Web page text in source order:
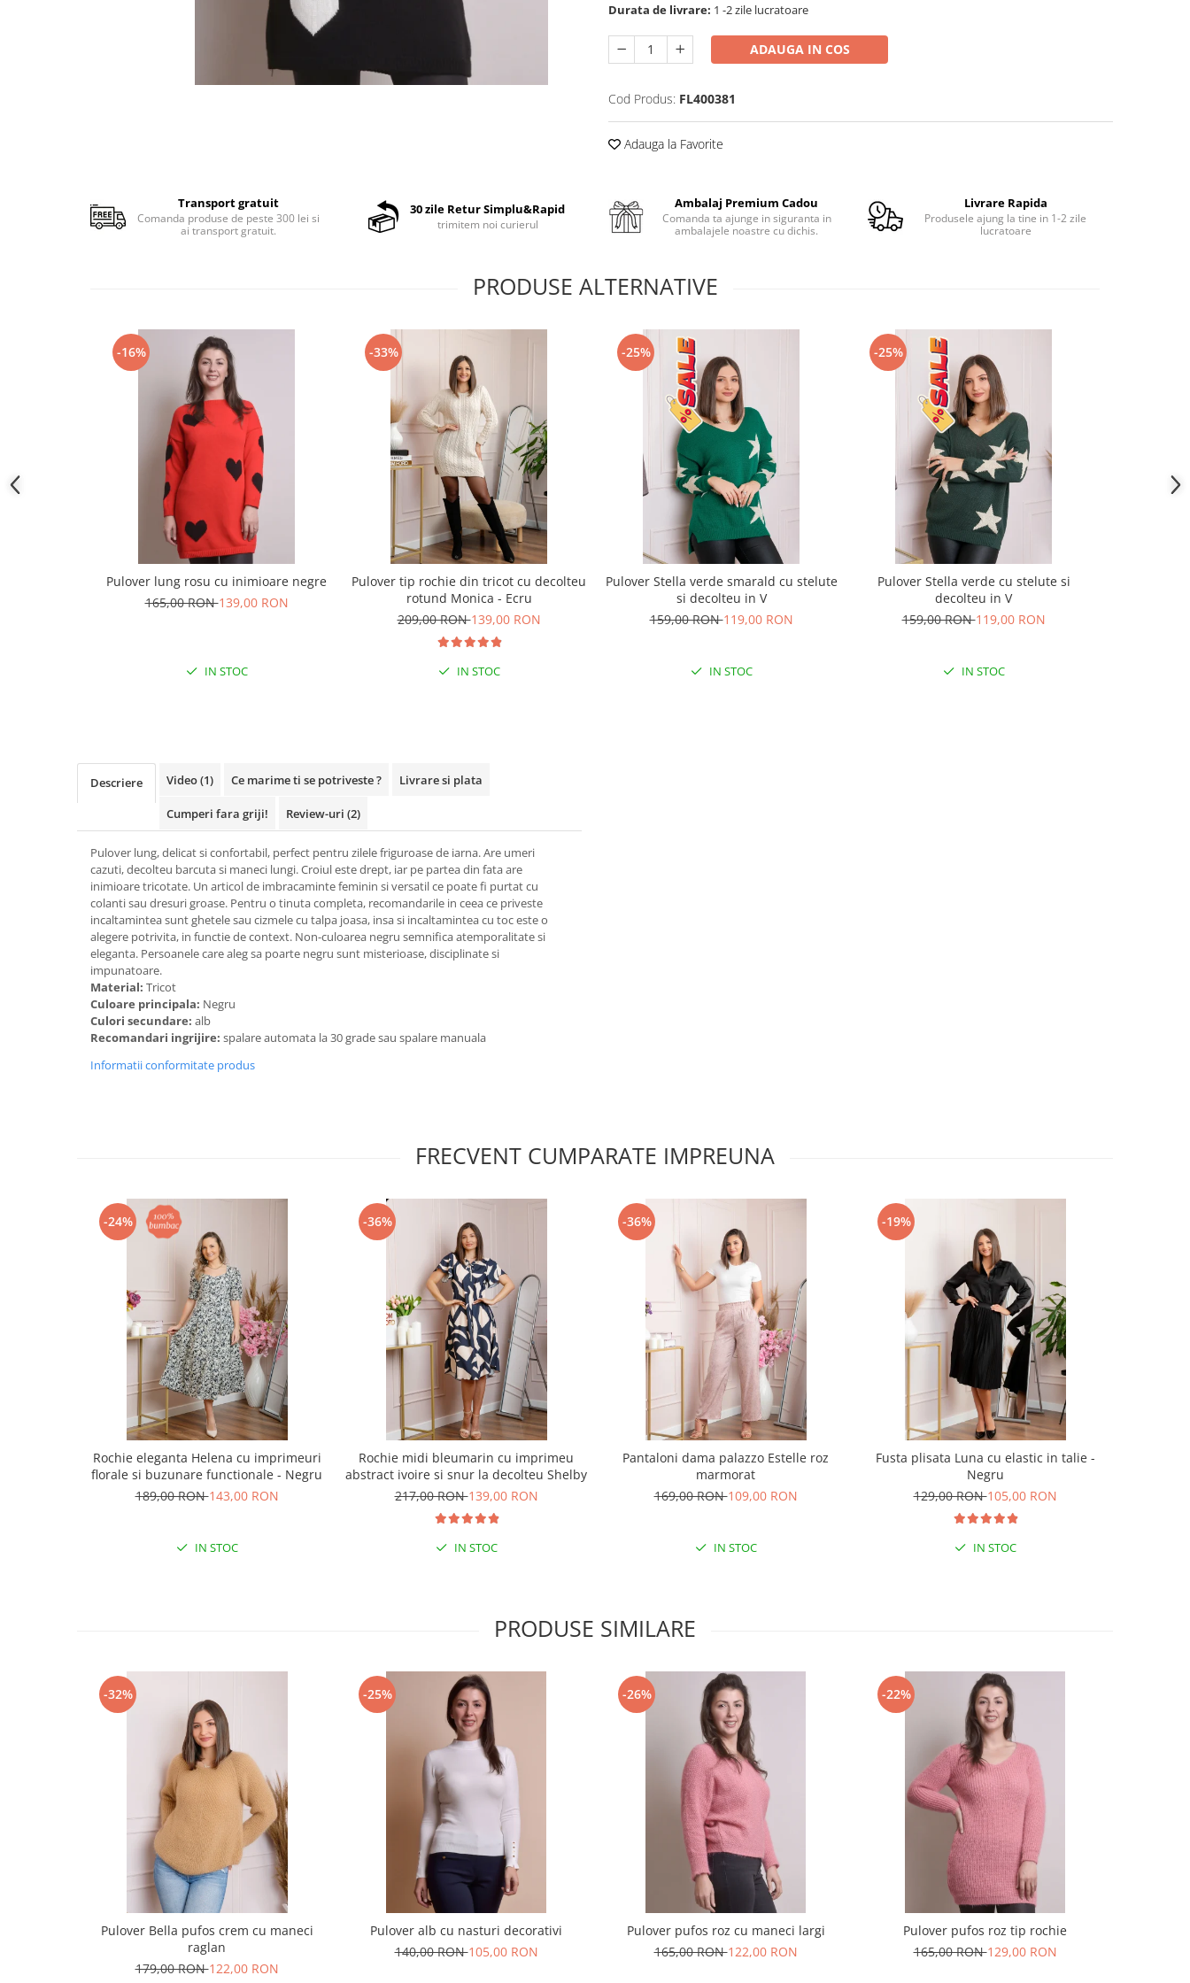
Durata de livrare: 1 -2 zile lucratoare
ADAUGA IN COS
Cod Produs: FL400381
Adauga la Favorite
Transport gratuit
Comanda produse de peste 300 lei si
ai transport gratuit.
30 zile Retur Simplu&Rapid
trimitem noi curierul
Ambalaj Premium Cadou
Comanda ta ajunge in siguranta in
ambalajele noastre cu dichis.
Livrare Rapida
Produsele ajung la tine in 1-2 zile
lucratoare
PRODUSE ALTERNATIVE
-16%
Pulover lung rosu cu inimioare negre
165,00 RON139,00 RON
IN STOC
-33%
Pulover tip rochie din tricot cu decolteu
rotund Monica - Ecru
209,00 RON139,00 RON
IN STOC
-25%
Pulover Stella verde smarald cu stelute
si decolteu in V
159,00 RON119,00 RON
IN STOC
-25%
Pulover Stella verde cu stelute si
decolteu in V
159,00 RON119,00 RON
IN STOC
Descriere Video(1) Ce marime ti se potriveste ? Livrare si plata
Cumperi fara griji! Review-uri (2)
Pulover lung, delicat si confortabil, perfect pentru zilele friguroase de iarna. Are umeri
cazuti, decolteu barcuta si maneci lungi. Croiul este drept, iar pe partea din fata are
inimioare tricotate. Un articol de imbracaminte feminin si versatil ce poate fi purtat cu
colanti sau dresuri groase. Pentru o tinuta completa, recomandarile in ceea ce priveste
incaltamintea sunt ghetele sau cizmele cu talpa joasa, insa si incaltamintea cu toc este o
alegere potrivita, in functie de context. Non-culoarea negru semnifica atemporalitate si
eleganta. Persoanele care aleg sa poarte negru sunt misterioase, disciplinate si
impunatoare.
Material: Tricot
Culoare principala: Negru
Culori secundare: alb
Recomandari ingrijire: spalare automata la 30 grade sau spalare manuala
Informatii conformitate produs
FRECVENT CUMPARATE IMPREUNA
-24%
Rochie eleganta Helena cu imprimeuri
florale si buzunare functionale - Negru
189,00 RON143,00 RON
IN STOC
-36%
Rochie midi bleumarin cu imprimeu
abstract ivoire si snur la decolteu Shelby
217,00 RON139,00 RON
IN STOC
-36%
Pantaloni dama palazzo Estelle roz
marmorat
169,00 RON109,00 RON
IN STOC
-19%
Fusta plisata Luna cu elastic in talie -
Negru
129,00 RON105,00 RON
IN STOC
PRODUSE SIMILARE
-32%
Pulover Bella pufos crem cu maneci
raglan
179,00 RON122,00 RON
-25%
Pulover alb cu nasturi decorativi
140,00 RON105,00 RON
-26%
Pulover pufos roz cu maneci largi
165,00 RON122,00 RON
-22%
Pulover pufos roz tip rochie
165,00 RON129,00 RON